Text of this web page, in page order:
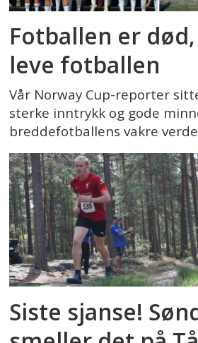
Fotballen er
leve fotballen
Vår Norway Cup-reporter
sterke inntrykk og gode
breddefotballens vakre
Siste sjanse!